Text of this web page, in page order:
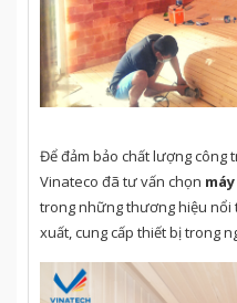
Để đảm bảo chất lượng công
Vinateco đã tư vấn chọn
trong những thương hiệu nổi
xuất, cung cấp thiết bị trong